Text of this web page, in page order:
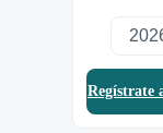
Regístrate